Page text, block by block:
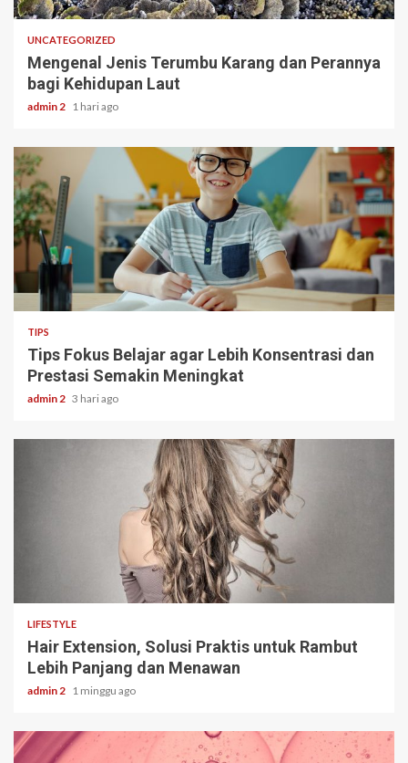
UNCATEGORIZED
Mengenal Jenis Terumbu Karang dan Perannya
bagi Kehidupan Laut
admin 2 1 hari ago
3 min read
TIPS
Tips Fokus Belajar agar Lebih Konsentrasi dan
Prestasi Semakin Meningkat
admin 2 3 hari ago
LIFESTYLE
Hair Extension, Solusi Praktis untuk Rambut
Lebih Panjang dan Menawan
admin 2 1 minggu ago